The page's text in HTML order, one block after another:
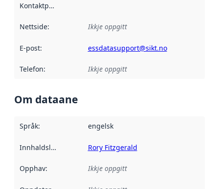
Kontaktpunkt
Nettside: Ikkje oppgitt
E-post: essdatasupport@sikt.no
Telefon: Ikkje oppgitt
Om dataane
Språk: engelsk
Innhaldsleverandørar :
Rory Fitzgerald
Opphav: Ikkje oppgitt